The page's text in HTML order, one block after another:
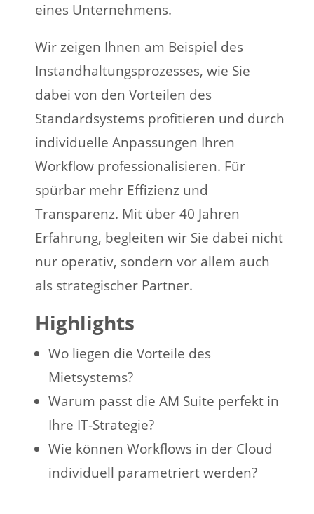
eines Unternehmens.
Wir zeigen Ihnen am Beispiel des
Instandhaltungsprozesses, wie Sie
dabei von den Vorteilen des
Standardsystems profitieren und durch
individuelle Anpassungen Ihren
Workflow professionalisieren. Für
spürbar mehr Effizienz und
Transparenz. Mit über 40 Jahren
Erfahrung, begleiten wir Sie dabei nicht
nur operativ, sondern vor allem auch
als strategischer Partner.
Highlights
Wo liegen die Vorteile des
Mietsystems?
Warum passt die AM Suite perfekt in
Ihre IT-Strategie?
Wie können Workflows in der Cloud
individuell parametriert werden?